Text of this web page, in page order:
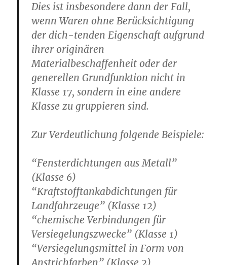
Dies ist insbesondere dann der Fall,
wenn Waren ohne Berücksichtigung
der dich-tenden Eigenschaft aufgrund
ihrer originären
Materialbeschaffenheit oder der
generellen Grundfunktion nicht in
Klasse 17, sondern in eine andere
Klasse zu gruppieren sind.
Zur Verdeutlichung folgende Beispiele:
“Fensterdichtungen aus Metall”
(Klasse 6)
“Kraftstofftankabdichtungen für
Landfahrzeuge” (Klasse 12)
“chemische Verbindungen für
Versiegelungszwecke” (Klasse 1)
“Versiegelungsmittel in Form von
Anstrichfarben” (Klasse 2)